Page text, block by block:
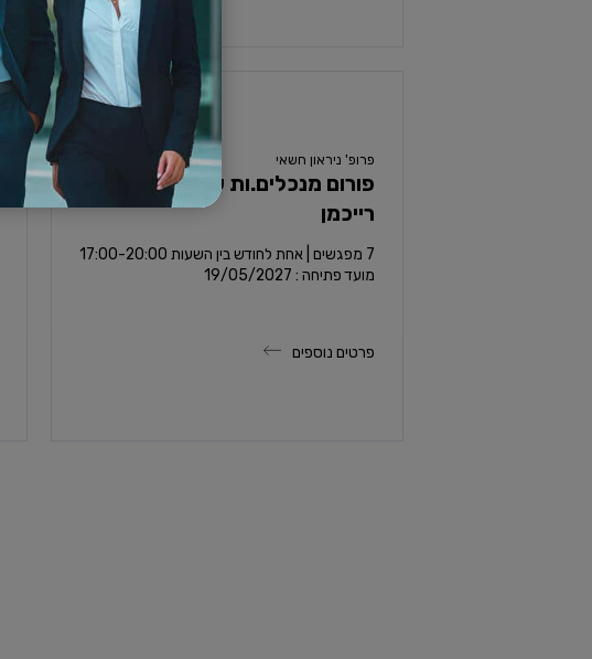
פרופ' ניראון חשאי
פורום מנכלים.ות של אוניברסיטת
רייכמן
7 מפגשים | אחת לחודש בין השעות 17:00-20:00
מועד פתיחה : 19/05/2027
פרטים נוספים